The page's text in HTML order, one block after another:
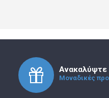
Ανακαλύψτε
Μοναδικές